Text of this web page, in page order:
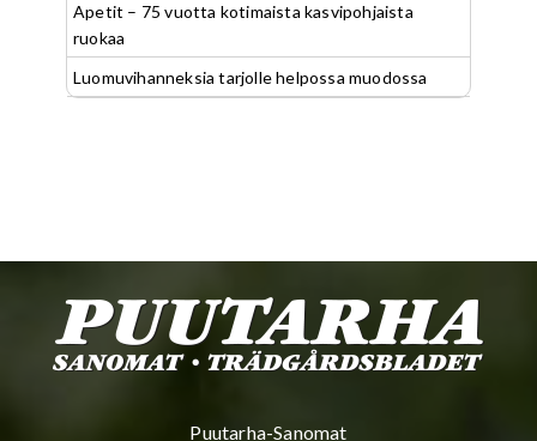
Apetit – 75 vuotta kotimaista kasvipohjaista
ruokaa
Luomuvihanneksia tarjolle helpossa muodossa
Puutarha-Sanomat